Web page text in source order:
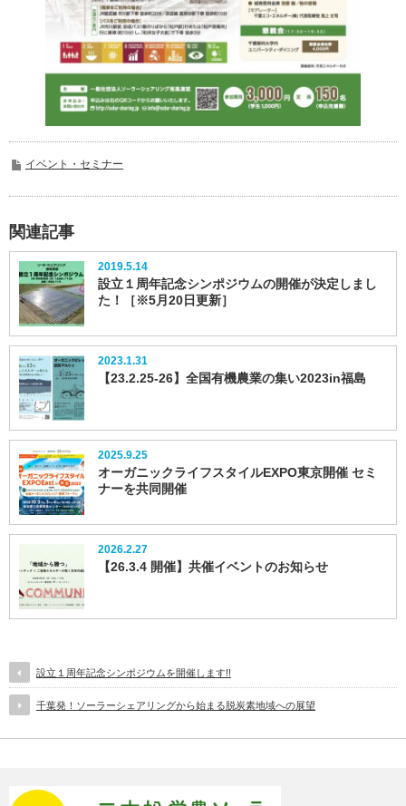
イベント・セミナー
関連記事
2019.5.14
設立１周年記念シンポジウムの開催が決定しまし
た！［※5月20日更新］
2023.1.31
【23.2.25-26】全国有機農業の集い2023in福島
2025.9.25
オーガニックライフスタイルEXPO東京開催 セミ
ナーを共同開催
2026.2.27
【26.3.4 開催】共催イベントのお知らせ
設立１周年記念シンポジウムを開催します!!
千葉発！ソーラーシェアリングから始まる脱炭素地域への展望